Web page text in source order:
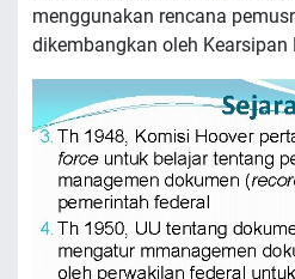
menggunakan rencana
dikembangkan oleh Kearsipan